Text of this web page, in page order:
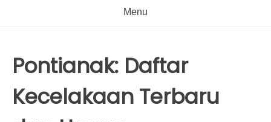
Menu
Pontianak: Daftar
Kecelakaan Terbaru